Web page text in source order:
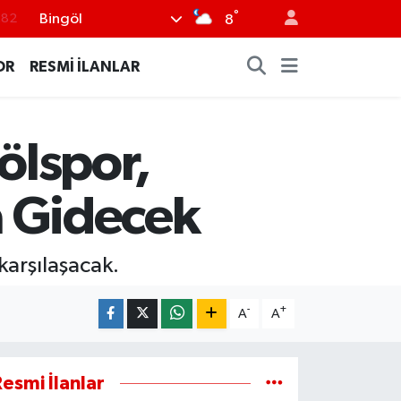
Bingöl 8°
RESMİ İLANLAR
Gidecek
A- A+
İlanlar